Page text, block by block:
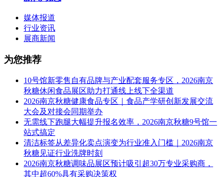
媒体报道
行业资讯
展商新闻
为您推荐
10号馆新零售自有品牌与产业配套服务专区，2026南京
秋糖休闲食品展区助力打通线上线下全渠道
2026南京秋糖健康食品专区｜食品产学研创新发展交流
大会及对接会同期举办
无需线下跑腿大幅提升报名效率，2026南京秋糖9号馆一
站式搞定
清洁标签从差异化卖点演变为行业准入门槛｜2026南京
秋糖见证行业洗牌时刻
2026南京秋糖调味品展区预计吸引超30万专业采购商，
其中超60%具有采购决策权